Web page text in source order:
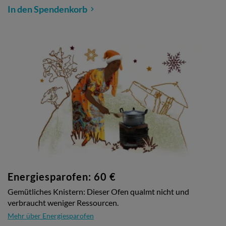
In den Spendenkorb
Energiesparofen: 60 €
Gemütliches Knistern: Dieser Ofen qualmt nicht und
verbraucht weniger Ressourcen.
Mehr über Energiesparofen